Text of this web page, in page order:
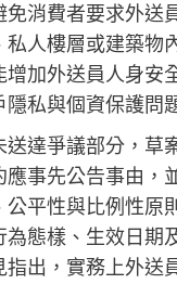
免消費者要求外送
私人樓層或建築物
增加外送員人身安
私與個資保護問
送達爭議部分，草
應事先公告事由，
公平性與比例性原
態樣、生效日期
指出，實務上外送